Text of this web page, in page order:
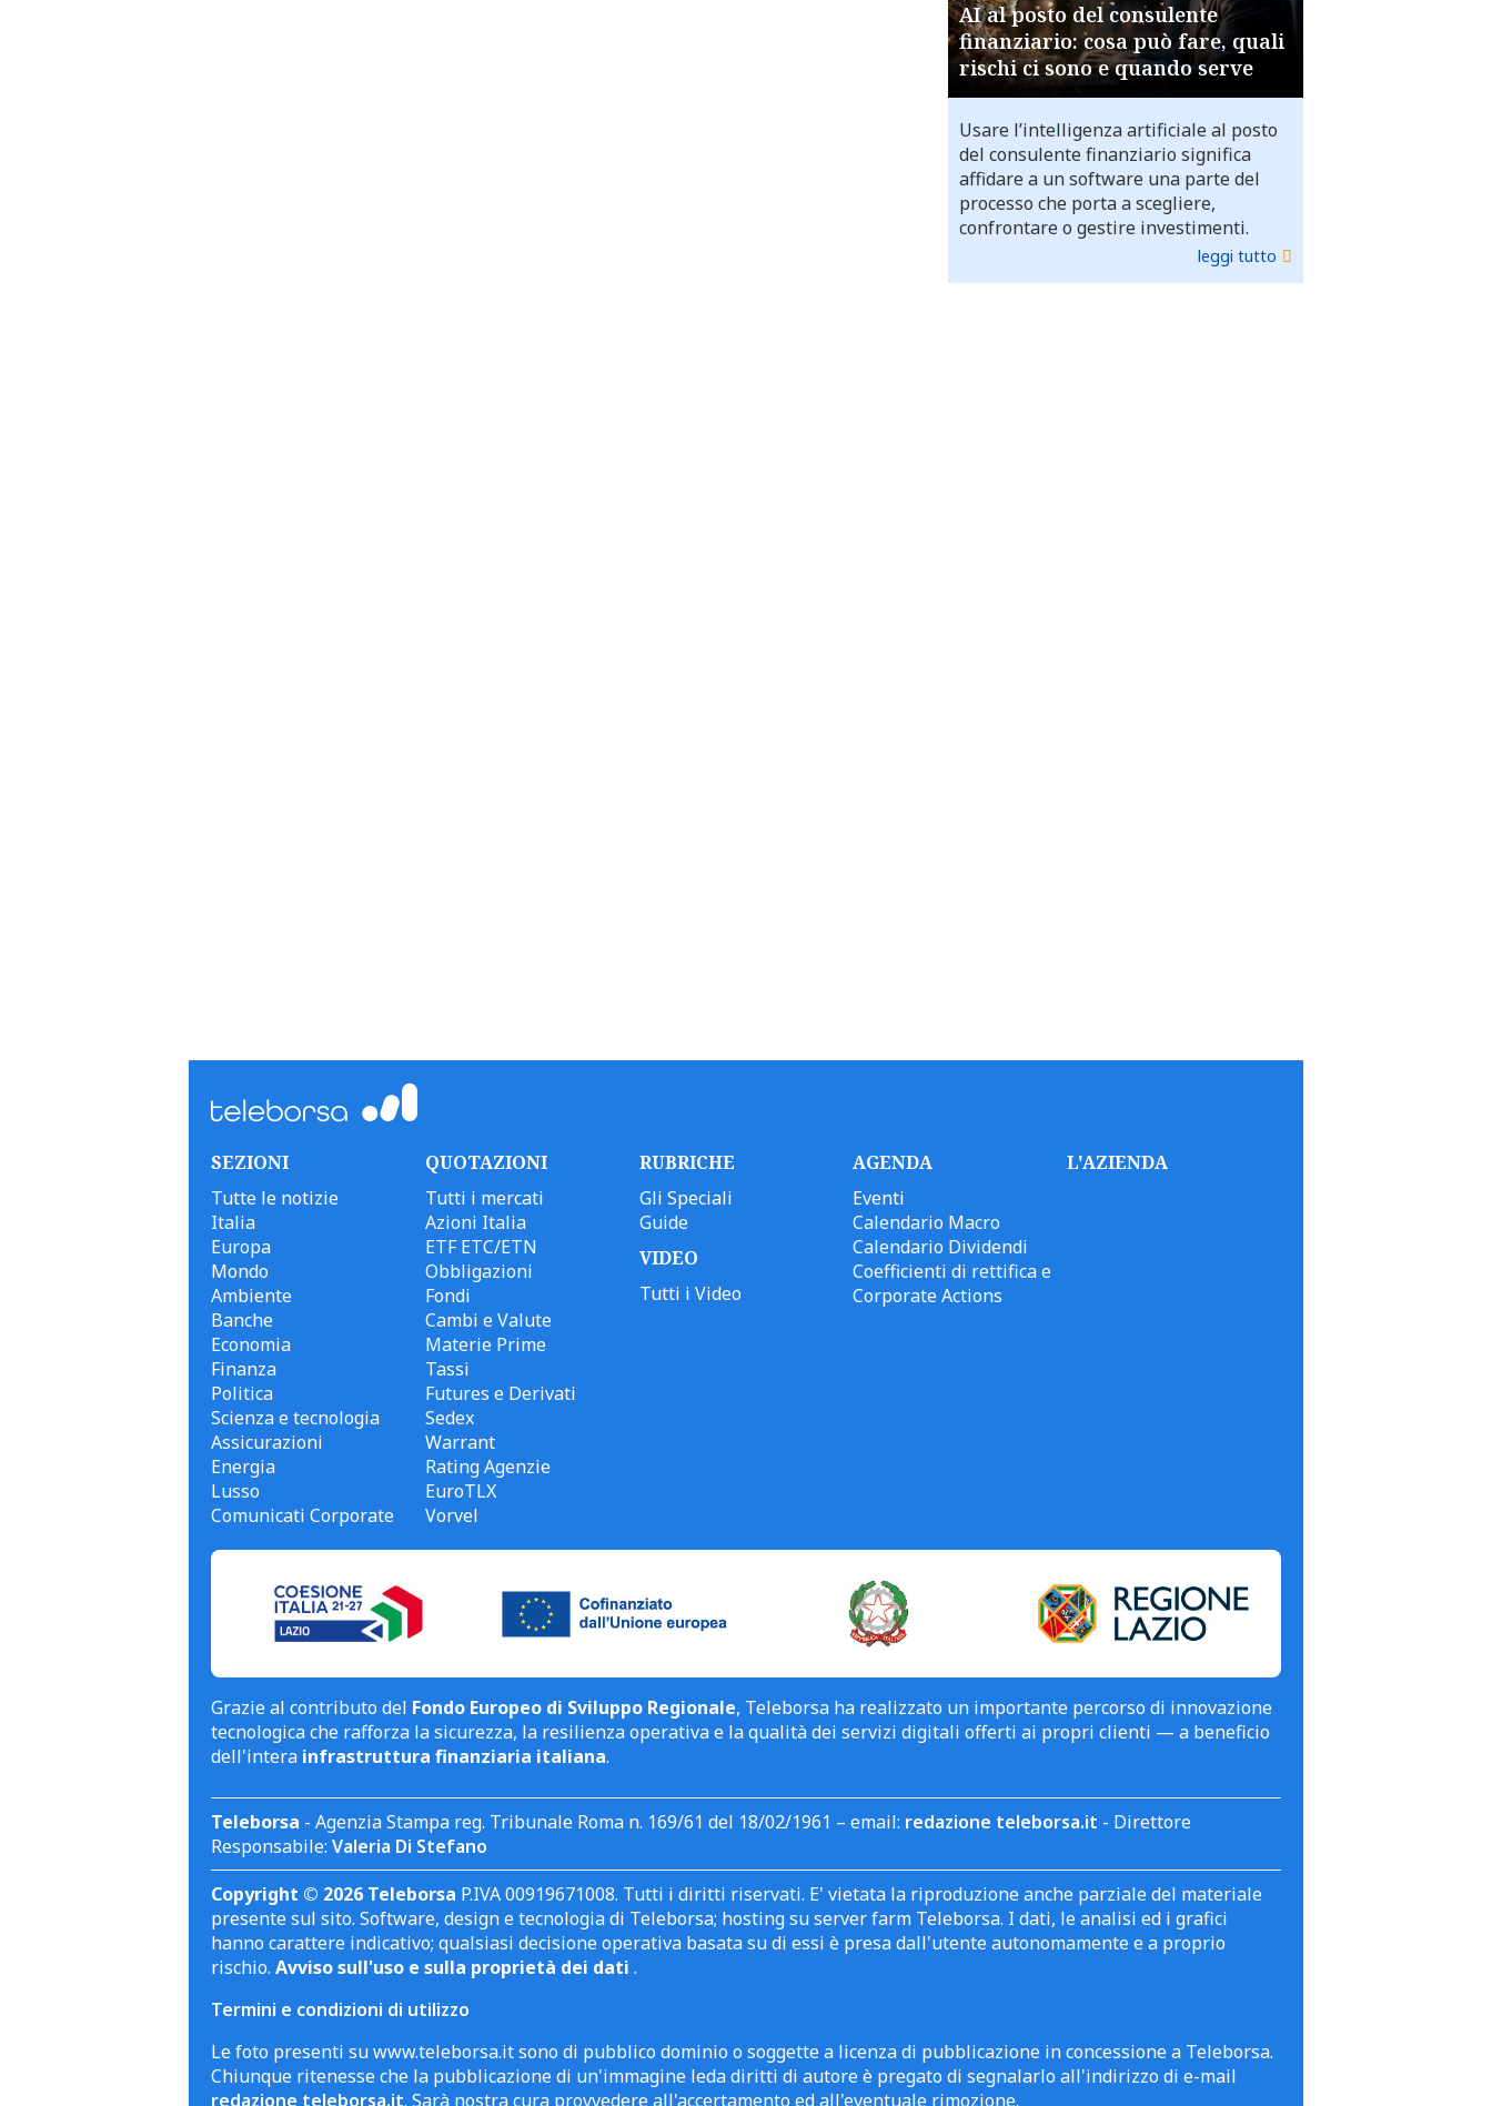
AI al posto del consulente
finanziario: cosa può fare, quali
rischi ci sono e quando serve
Usare l’intelligenza artificiale al posto
del consulente finanziario significa
affidare a un software una parte del
processo che porta a scegliere,
confrontare o gestire investimenti.
leggi tutto
SEZIONI
Tutte le notizie
Italia
Europa
Mondo
Ambiente
Banche
Economia
Finanza
Politica
Scienza e tecnologia
Assicurazioni
Energia
Lusso
Comunicati Corporate
QUOTAZIONI
Tutti i mercati
Azioni Italia
ETF ETC/ETN
Obbligazioni
Fondi
Cambi e Valute
Materie Prime
Tassi
Futures e Derivati
Sedex
Warrant
Rating Agenzie
EuroTLX
Vorvel
RUBRICHE
Gli Speciali
Guide
VIDEO
Tutti i Video
AGENDA
Eventi
Calendario Macro
Calendario Dividendi
Coefficienti di rettifica e
Corporate Actions
L'AZIENDA
Grazie al contributo del Fondo Europeo di Sviluppo Regionale, Teleborsa ha realizzato un importante percorso di innovazione
tecnologica che rafforza la sicurezza, la resilienza operativa e la qualità dei servizi digitali offerti ai propri clienti — a beneficio
dell'intera infrastruttura finanziaria italiana.
Teleborsa - Agenzia Stampa reg. Tribunale Roma n. 169/61 del 18/02/1961 – email: redazione teleborsa.it - Direttore
Responsabile: Valeria Di Stefano
Copyright © 2026 Teleborsa P.IVA 00919671008. Tutti i diritti riservati. E' vietata la riproduzione anche parziale del materiale
presente sul sito. Software, design e tecnologia di Teleborsa; hosting su server farm Teleborsa. I dati, le analisi ed i grafici
hanno carattere indicativo; qualsiasi decisione operativa basata su di essi è presa dall'utente autonomamente e a proprio
rischio. Avviso sull'uso e sulla proprietà dei dati .
Termini e condizioni di utilizzo
Le foto presenti su www.teleborsa.it sono di pubblico dominio o soggette a licenza di pubblicazione in concessione a Teleborsa.
Chiunque ritenesse che la pubblicazione di un'immagine leda diritti di autore è pregato di segnalarlo all'indirizzo di e-mail
redazione teleborsa.it. Sarà nostra cura provvedere all'accertamento ed all'eventuale rimozione.